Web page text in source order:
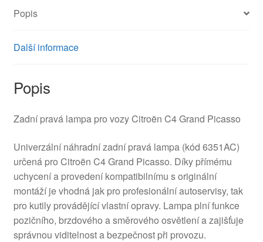
množství
Popis
Další informace
Popis
Zadní pravá lampa pro vozy Citroën C4 Grand Picasso
Univerzální náhradní zadní pravá lampa (kód 6351AC)
určená pro Citroën C4 Grand Picasso. Díky přímému
uchycení a provedení kompatibilnímu s originální
montáží je vhodná jak pro profesionální autoservisy, tak
pro kutily provádějící vlastní opravy. Lampa plní funkce
pozičního, brzdového a směrového osvětlení a zajišťuje
správnou viditelnost a bezpečnost při provozu.